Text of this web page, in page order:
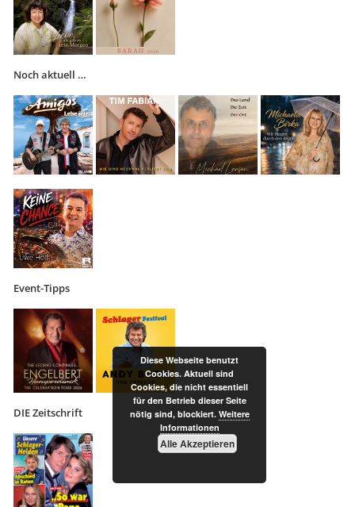
Noch aktuell …
Event-Tipps
DIE Zeitschrift
Diese Webseite benutzt
Cookies. Aktuell sind
Cookies, die nicht essentiell
für den Betrieb dieser Seite
nötig sind, blockiert. Weitere
Informationen
Alle Akzeptieren